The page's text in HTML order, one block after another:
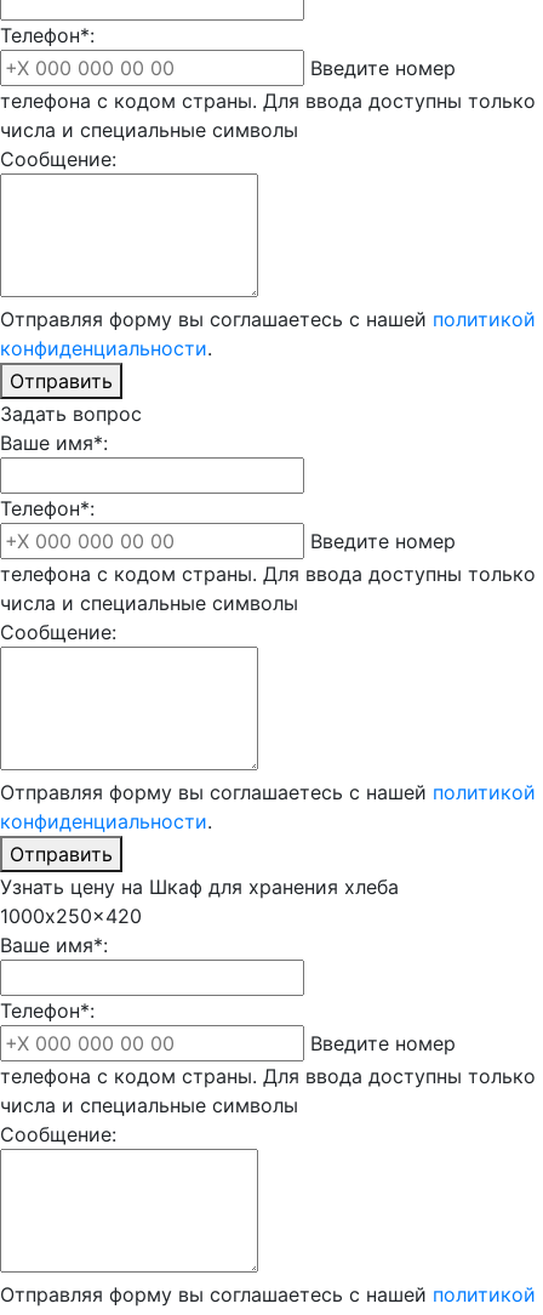
Телефон*:
Введите номер
телефона с кодом страны. Для ввода доступны только
числа и специальные символы
Сообщение:
Отправляя форму вы соглашаетесь с нашей политикой
конфиденциальности.
Отправить
Задать вопрос
Ваше имя*:
Телефон*:
Введите номер
телефона с кодом страны. Для ввода доступны только
числа и специальные символы
Сообщение:
Отправляя форму вы соглашаетесь с нашей политикой
конфиденциальности.
Отправить
Узнать цену на Шкаф для хранения хлеба
1000x250x420
Ваше имя*:
Телефон*:
Введите номер
телефона с кодом страны. Для ввода доступны только
числа и специальные символы
Сообщение:
Отправляя форму вы соглашаетесь с нашей политикой